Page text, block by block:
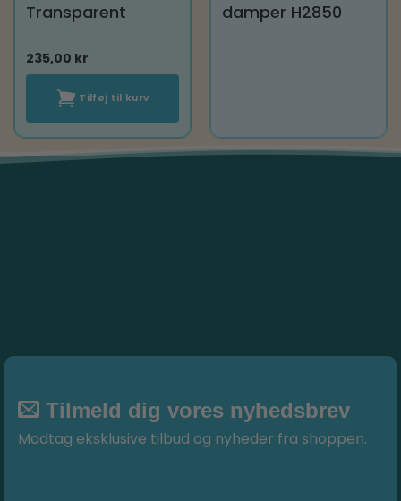
Transparent
235,00 kr
Tilføj til kurv
damper H2850
Tilmeld dig vores nyhedsbrev
Modtag eksklusive tilbud og nyheder fra shoppen.